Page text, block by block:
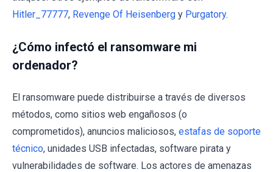
Hitler_77777, Revenge Of Heisenberg y Purgatory.
¿Cómo infectó el ransomware mi
ordenador?
El ransomware puede distribuirse a través de diversos
métodos, como sitios web engañosos (o
comprometidos), anuncios maliciosos, estafas de soporte
técnico, unidades USB infectadas, software pirata y
vulnerabilidades de software. Los actores de amenazas